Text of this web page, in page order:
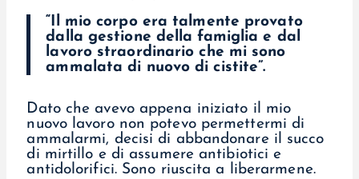
“Il mio corpo era talmente provato
dalla gestione della famiglia e dal
lavoro straordinario che mi sono
ammalata di nuovo di cistite”.
Dato che avevo appena iniziato il mio
nuovo lavoro non potevo permettermi di
ammalarmi, decisi di abbandonare il succo
di mirtillo e di assumere antibiotici e
antidolorifici. Sono riuscita a liberarmene.